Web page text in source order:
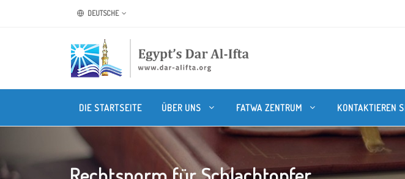
DEUTSCHE
DIE STARTSEITE ÜBER UNS FATWA ZENTRUM KONTAKTIEREN